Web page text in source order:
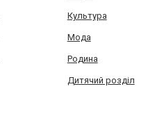
Культура
Мода
Родина
Дитячий розділ